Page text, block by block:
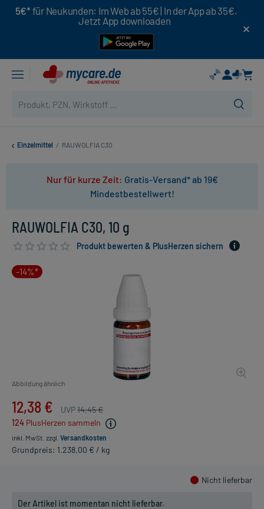
5€* für Neukunden: Im Web ab 55€ | In der App ab 35€.
Jetzt App downloaden
Einzelmittel / RAUWOLFIA C30
Nur für kurze Zeit: Gratis-Versand* ab 19€
Mindestbestellwert!
RAUWOLFIA C30, 10 g
Produkt bewerten & PlusHerzen sichern
-14%*
Abbildung ähnlich
12,38 € UVP14,45 €
124 PlusHerzen sammeln
inkl. MwSt. zzgl. Versandkosten
Grundpreis: 1.238,00 € / kg
Nicht lieferbar
Der Artikel ist momentan nicht lieferbar.